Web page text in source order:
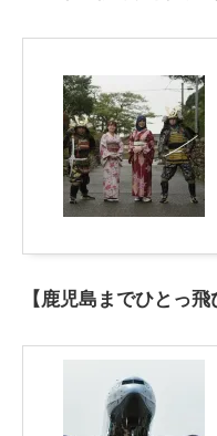
【鹿児島までひとっ飛